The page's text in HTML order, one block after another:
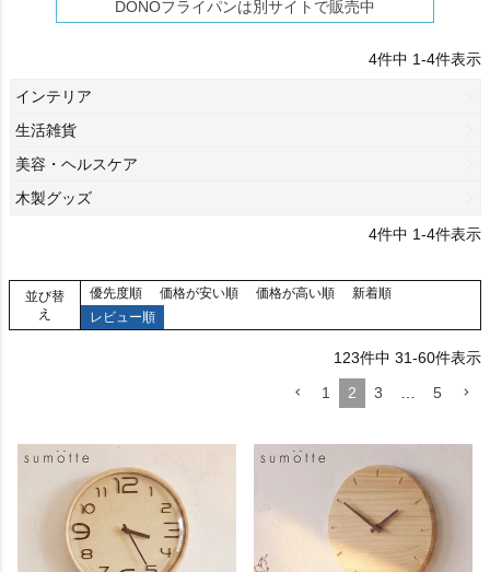
DONOフライパンは別サイトで販売中
4件中 1-4件表示
インテリア
生活雑貨
美容・ヘルスケア
木製グッズ
4件中 1-4件表示
並び替
え
優先度順 価格が安い順 価格が高い順
新着順
レビュー順
123件中 31-60件表示
1
2 3 … 5